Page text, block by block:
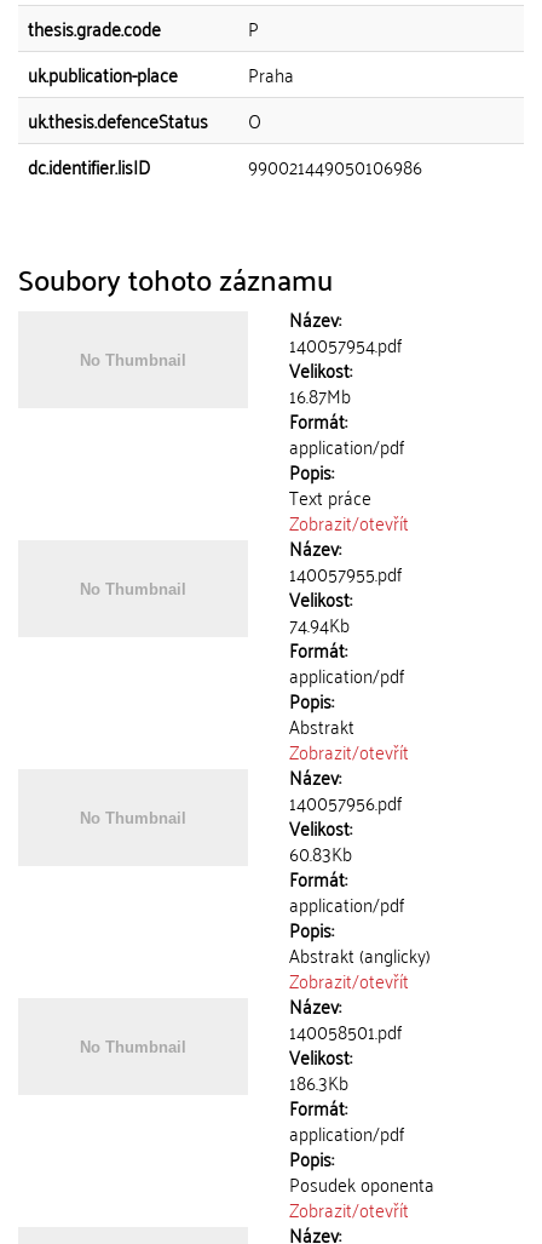
thesis.grade.code
P
uk.publication-place
Praha
uk.thesis.defenceStatus
O
dc.identifier.lisID
990021449050106986
Soubory tohoto záznamu
Název:
140057954.pdf
Velikost:
16.87Mb
Formát:
application/pdf
Popis:
Text práce
Zobrazit/otevřít
Název:
140057955.pdf
Velikost:
74.94Kb
Formát:
application/pdf
Popis:
Abstrakt
Zobrazit/otevřít
Název:
140057956.pdf
Velikost:
60.83Kb
Formát:
application/pdf
Popis:
Abstrakt (anglicky)
Zobrazit/otevřít
Název:
140058501.pdf
Velikost:
186.3Kb
Formát:
application/pdf
Popis:
Posudek oponenta
Zobrazit/otevřít
Název: